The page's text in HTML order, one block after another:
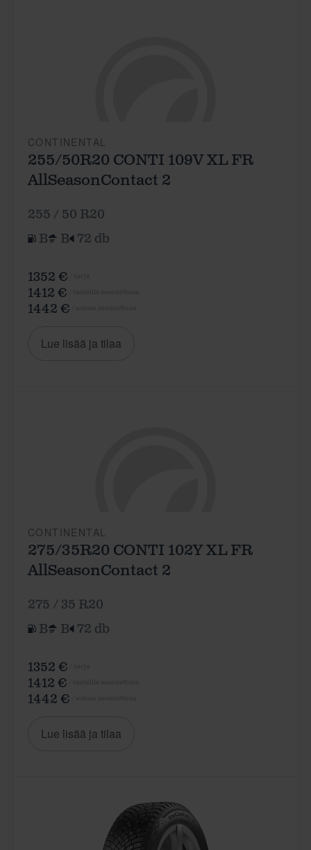
CONTINENTAL
255/50R20 CONTI 109V XL FR
AllSeasonContact 2
255 / 50 R20
B
B 72 db
1352 €
1412 €
1442 €
Lue lisää ja tilaa
CONTINENTAL
275/35R20 CONTI 102Y XL FR
AllSeasonContact 2
275 / 35 R20
B
B 72 db
1352 €
1412 €
1442 €
Lue lisää ja tilaa